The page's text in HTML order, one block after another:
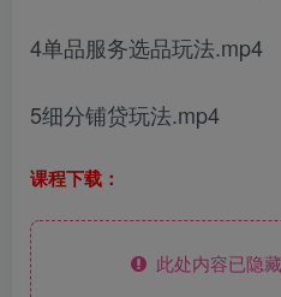
4单品服务选品玩法.mp4
5细分铺贷玩法.mp4
课程下载：
此处内容已隐